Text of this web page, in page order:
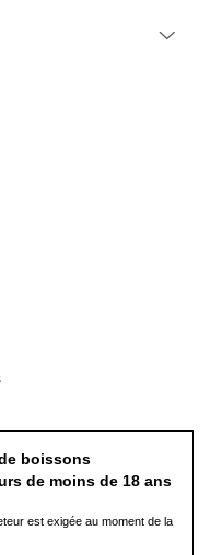
boissons
de moins de 18 ans
est exigée au moment de la